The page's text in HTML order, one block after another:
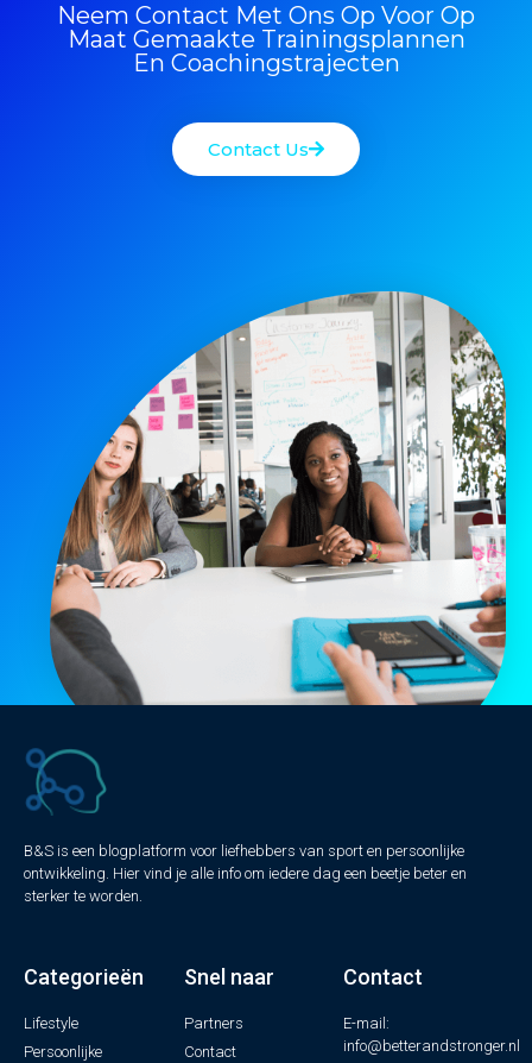
Neem Contact Met Ons Op Voor Op
Maat Gemaakte Trainingsplannen
En Coachingstrajecten
Contact Us
B&S is een blogplatform voor liefhebbers van sport en persoonlijke
ontwikkeling. Hier vind je alle info om iedere dag een beetje beter en
sterker te worden.
Categorieën
Lifestyle
Persoonlijke
Snel naar
Partners
Contact
Contact
E-mail:
info@betterandstronger.nl